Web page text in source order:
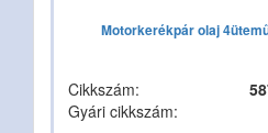
Motorkerékpár olaj
Cikkszám:
Gyári cikkszám: